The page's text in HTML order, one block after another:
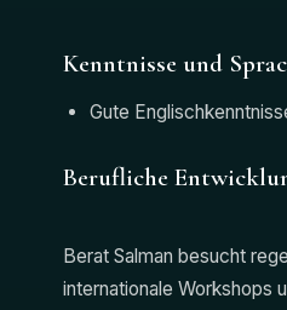
Kenntnisse und
Gute
Berufliche
Berat Salman besucht
internationale Workshops